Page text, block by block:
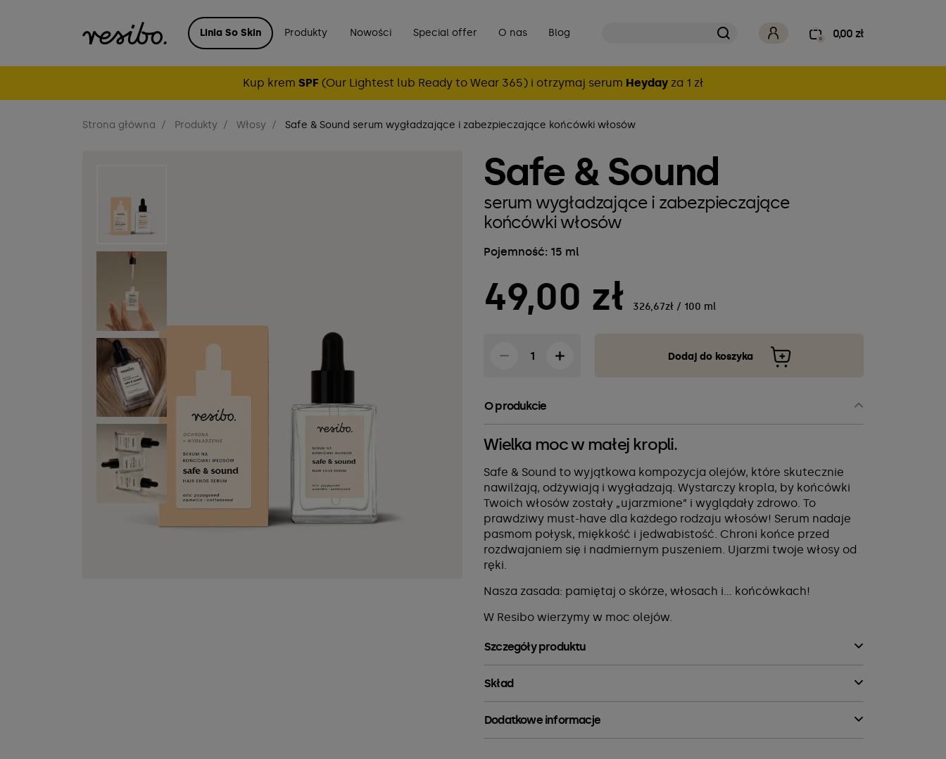
Linia So Skin Produkty Nowości Special offer O nas Blog 0 0,00 zł
Kup krem SPF(Our Lightest lub Ready to Wear 365) i otrzymaj serum Heydayza 1 zł
Strona główna Produkty Włosy Safe & Sound serum wygładzające i zabezpieczające końcówki włosów
Safe & Sound
serum wygładzające i zabezpieczające
końcówki włosów
Pojemność: 15 ml
49,00 zł 326,67zł / 100 ml
Dodaj do koszyka
O produkcie
Wielka moc w małej kropli.
Safe & Sound to wyjątkowa kompozycja olejów, które skutecznie
nawilżają, odżywiają i wygładzają. Wystarczy kropla, by końcówki
Twoich włosów zostały „ujarzmione” i wyglądały zdrowo. To
prawdziwy must-have dla każdego rodzaju włosów! Serum nadaje
pasmom połysk, miękkość i jedwabistość. Chroni końce przed
rozdwajaniem się i nadmiernym puszeniem. Ujarzmi twoje włosy od
ręki.
Nasza zasada: pamiętaj o skórze, włosach i… końcówkach!
W Resibo wierzymy w moc olejów.
Szczegóły produktu
Skład
Dodatkowe informacje